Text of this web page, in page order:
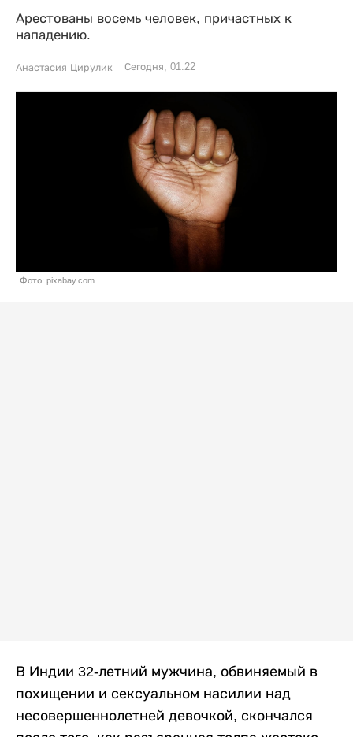
Арестованы восемь человек, причастных к
нападению.
Анастасия Цирулик Сегодня, 01:22
Фото: pixabay.com
В Индии 32-летний мужчина, обвиняемый в
похищении и сексуальном насилии над
несовершеннолетней девочкой, скончался